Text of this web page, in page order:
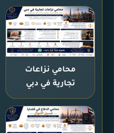
محامي نزاعات
تجارية في دبي